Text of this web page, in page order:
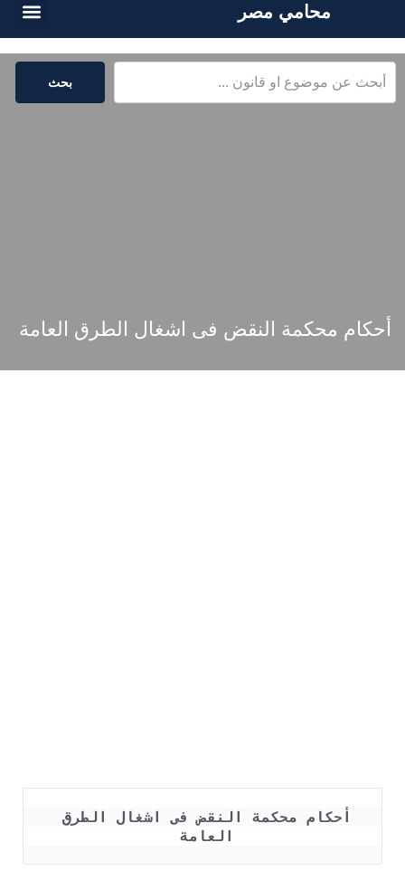
محامي مصر
بحث
أحكام محكمة النقض فى اشغال الطرق العامة
العامة